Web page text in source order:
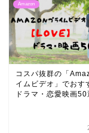
Amazon
コスパ抜群の「
イムビデオ」でおす
ドラマ・恋愛映画